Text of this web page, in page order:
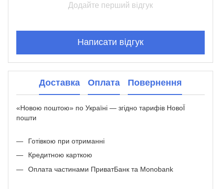
Додайте перший відгук
Написати відгук
Доставка Оплата Повернення
«Новою поштою» по Україні — згідно тарифів НовоЇ
пошти
Готівкою при отриманні
Кредитною карткою
Оплата частинами ПриватБанк та Monobank